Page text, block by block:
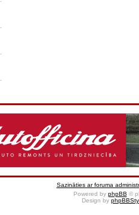
Sazināties ar foruma
Powered by phpBB ©
Design by